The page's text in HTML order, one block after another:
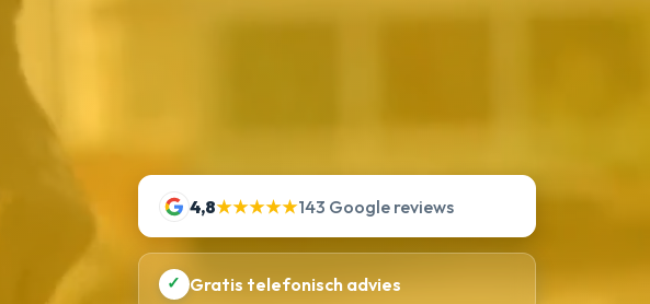
4,8★★★★★143 Google reviews
✓ Gratis telefonisch advies